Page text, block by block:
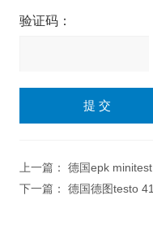
验证码：
上一篇： 德国epk
下一篇： 德国德图testo